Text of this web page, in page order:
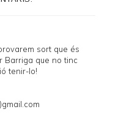
sort que és
Barriga que no tinc
tenir-lo!